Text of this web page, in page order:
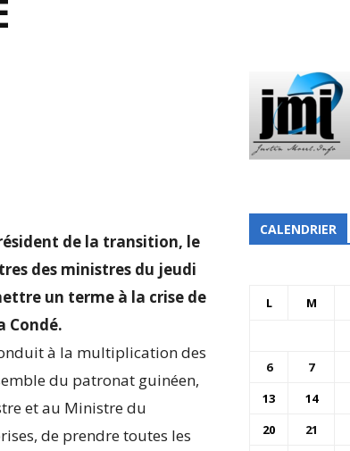
de la transition, le
des ministres du jeudi
un terme à la crise de
Condé.
à la multiplication des
du patronat guinéen,
et au Ministre du
de prendre toutes les
CALENDRIER
L M
6
7
13
14
20
21